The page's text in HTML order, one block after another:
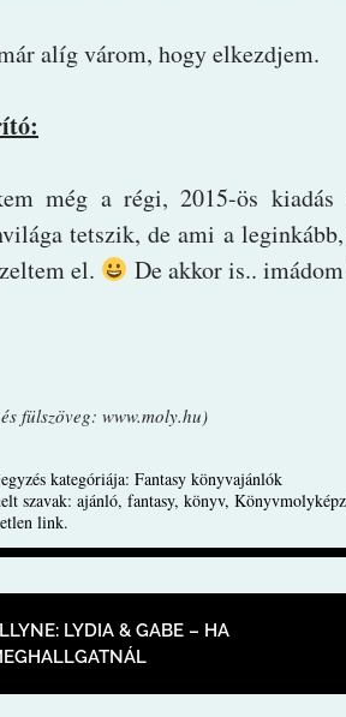
alíg várom, hogy elkezdjem.
még a régi, 2015-ös
tetszik, de ami a
el.
De akkor is..
fülszöveg: www.moly.hu)
kategóriája: Fantasy könyvajánlók
szavak: ajánló, fantasy, könyv,
link.
NAVIGÁCIÓ
LYDIA & GABE – HA